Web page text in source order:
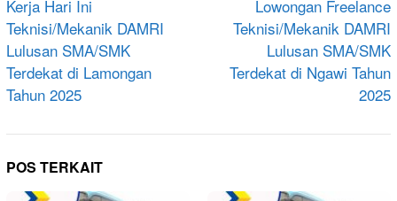
pos
Kerja Hari Ini
Teknisi/Mekanik DAMRI
Lulusan SMA/SMK
Terdekat di Lamongan
Tahun 2025
Lowongan Freelance
Teknisi/Mekanik DAMRI
Lulusan SMA/SMK
Terdekat di Ngawi Tahun
2025
POS TERKAIT